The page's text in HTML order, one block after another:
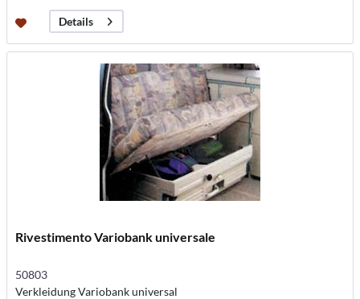
Details
Rivestimento Variobank universale
50803
Verkleidung Variobank universal